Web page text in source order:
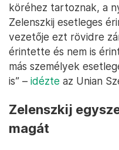
köréhez tartoznak, a
Zelenszkij esetleges
vezetője ezt rövidre
érintette és nem is
más személyek
is” – idézte az Unian
Zelenszkij
magát